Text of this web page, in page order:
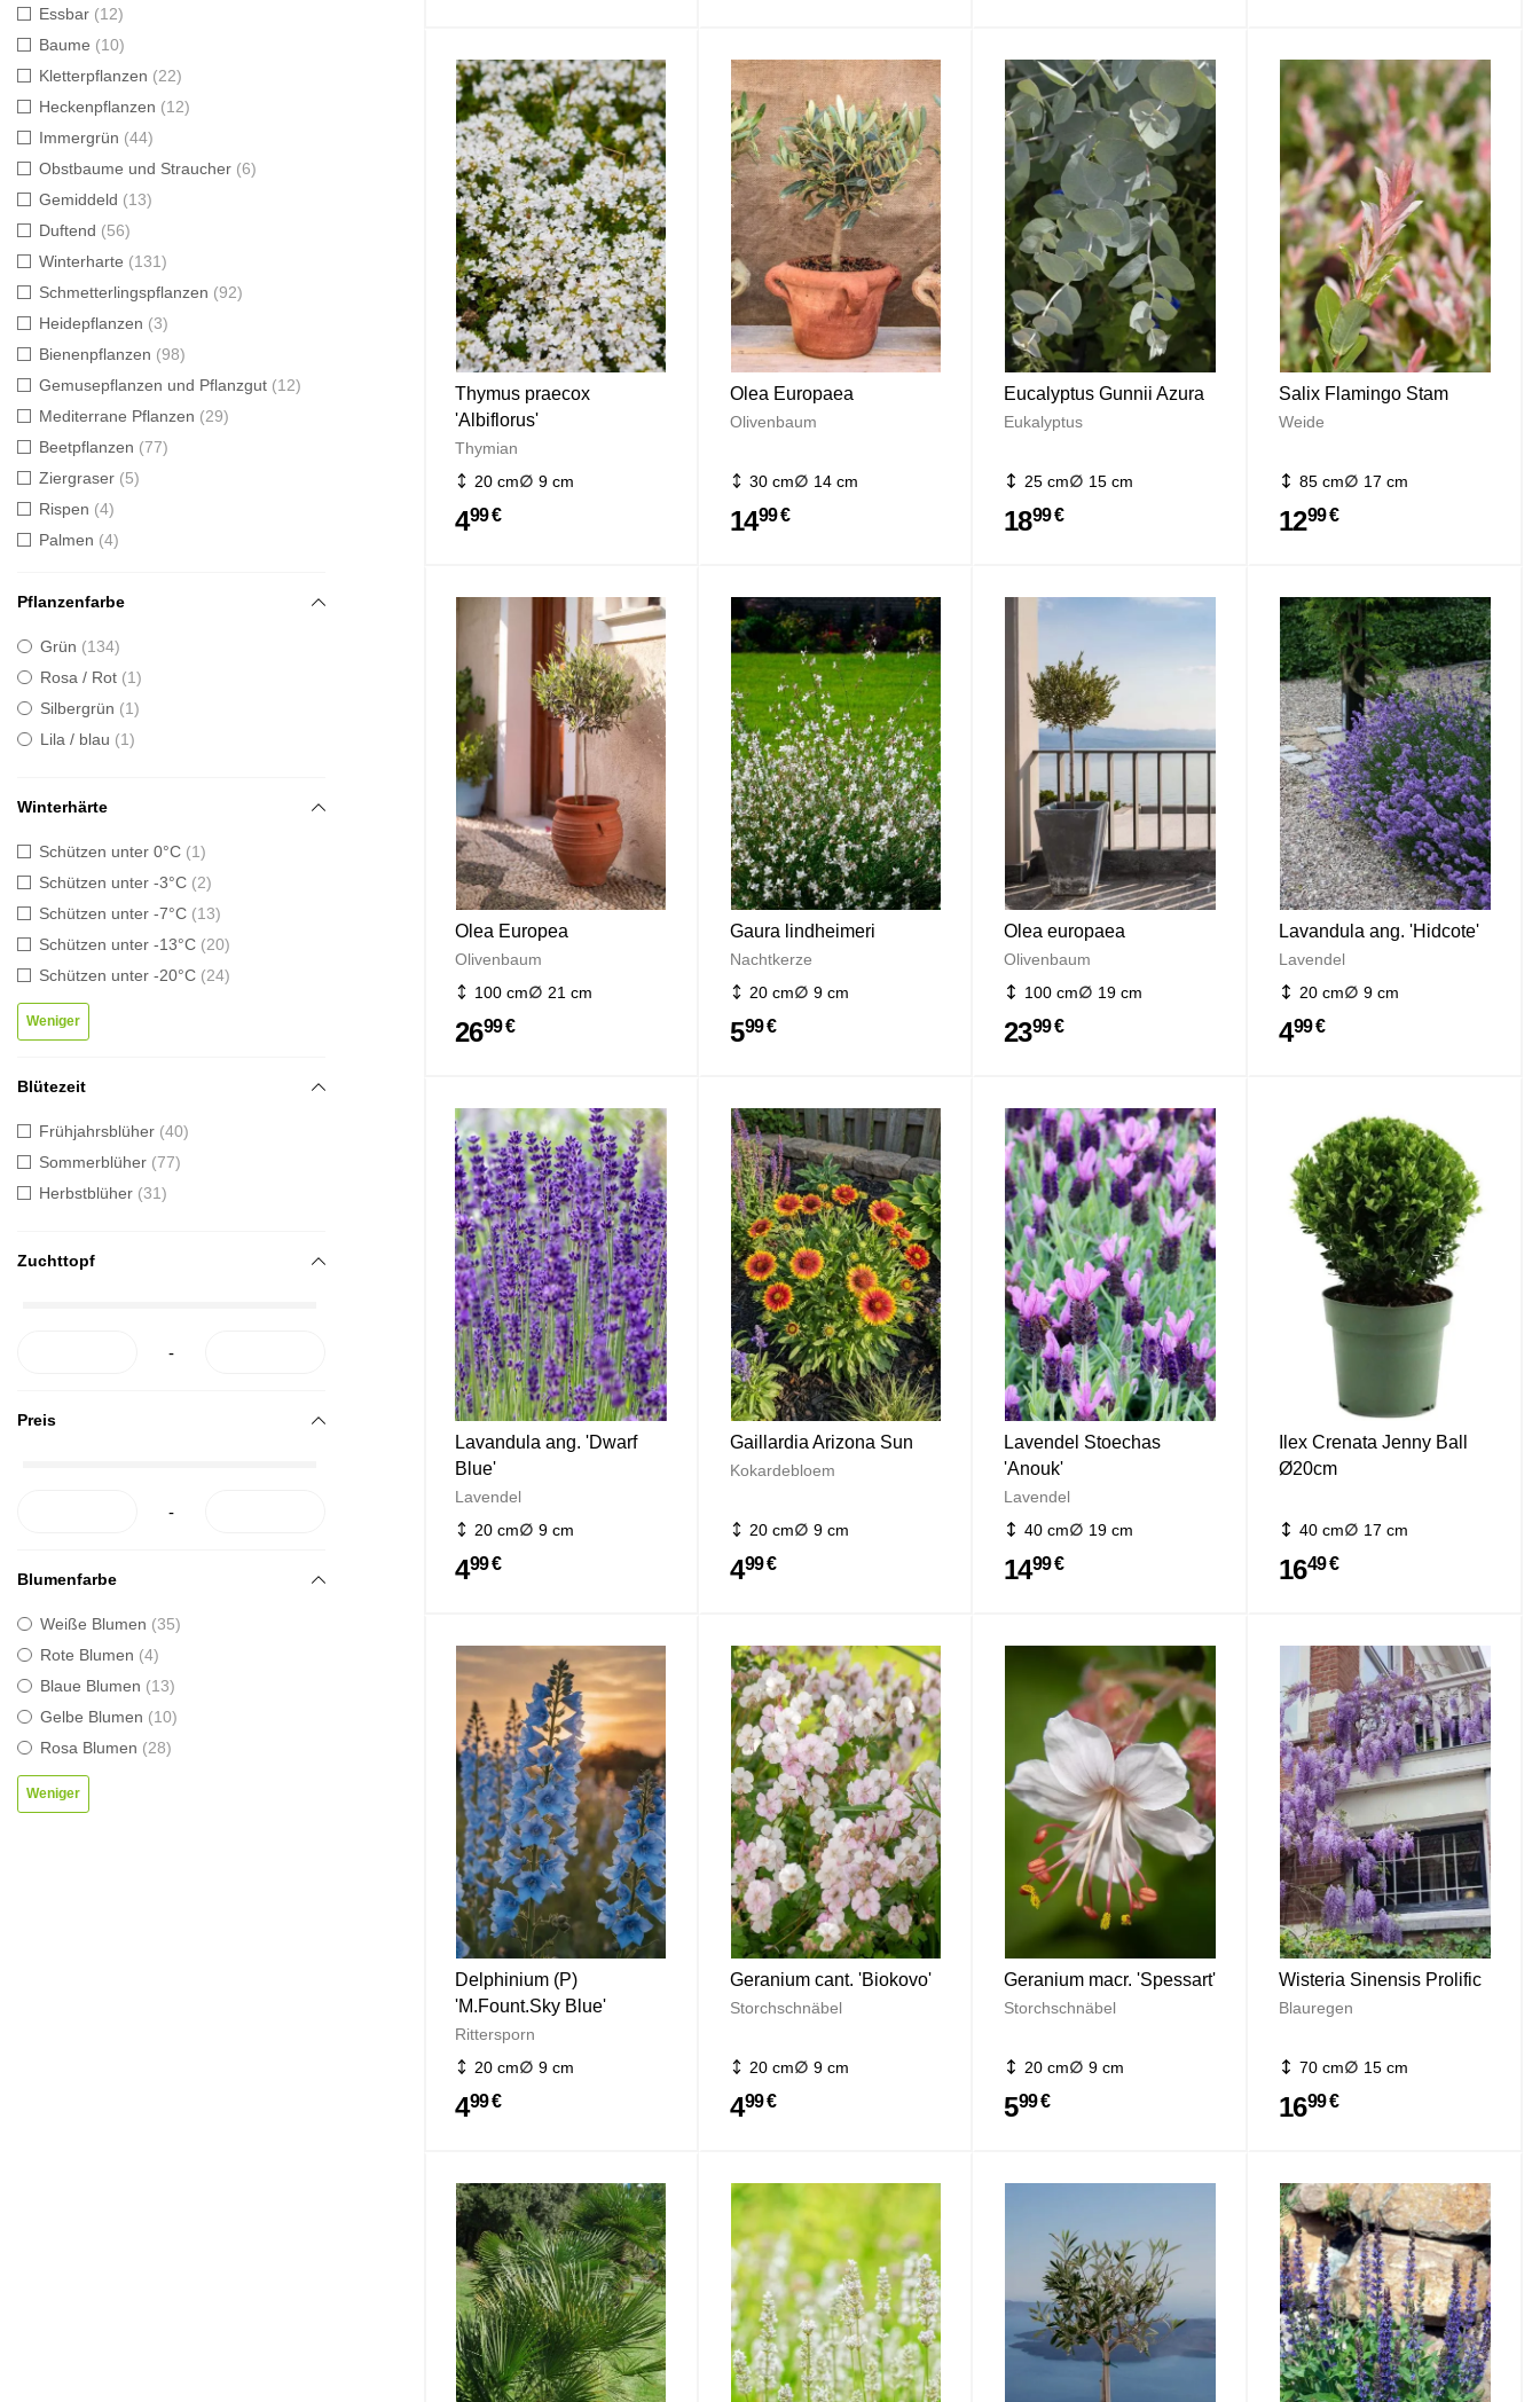
Thymus praecox
'Albiflorus'
Thymian
20 cm
9 cm
499 €
Olea Europaea
Olivenbaum
30 cm 14 cm
1499 €
Eucalyptus Gunnii Azura
Eukalyptus
25 cm 15 cm
1899 €
Salix Flamingo Stam
Weide
85 cm 17 cm
1299 €
Olea Europea
Olivenbaum
100 cm
21 cm
2699 €
Gaura lindheimeri
Nachtkerze
20 cm
9 cm
599 €
Olea europaea
Olivenbaum
100 cm
19 cm
2399 €
Lavandula ang. 'Hidcote'
Lavendel
20 cm
9 cm
499 €
Lavandula ang. 'Dwarf
Blue'
Lavendel
20 cm
9 cm
499 €
Gaillardia Arizona Sun
Kokardebloem
20 cm 9 cm
499 €
Lavendel Stoechas
'Anouk'
Lavendel
40 cm
19 cm
1499 €
Ilex Crenata Jenny Ball
Ø20cm
40 cm 17 cm
1649 €
Delphinium (P)
'M.Fount.Sky Blue'
Rittersporn
20 cm
9 cm
499 €
Geranium cant. 'Biokovo'
Storchschnäbel
20 cm 9 cm
499 €
Geranium macr. 'Spessart'
Storchschnäbel
20 cm 9 cm
599 €
Wisteria Sinensis Prolific
Blauregen
70 cm 15 cm
1699 €
Essbar
12
Baume
10
Kletterpflanzen
22
Heckenpflanzen
12
Immergrün
44
Obstbaume und Straucher 6
Gemiddeld
13
Duftend
56
Winterharte
131
Schmetterlingspflanzen
92
Heidepflanzen
3
Bienenpflanzen
98
Gemusepflanzen und Pflanzgut
12
Mediterrane Pflanzen
29
Beetpflanzen
77
Ziergraser
5
Rispen
4
Palmen
4
Pflanzenfarbe
Grün
134
Rosa / Rot
1
Silbergrün
1
Lila / blau
1
Winterhärte
Schützen unter 0°C
1
Schützen unter -3°C
2
Schützen unter -7°C
13
Schützen unter -13°C
20
Schützen unter -20°C
24
Weniger
Blütezeit
Frühjahrsblüher 40
Sommerblüher 77
Herbstblüher 31
Zuchttopf
-
Preis
-
Blumenfarbe
Weiße Blumen
35
Rote Blumen
4
Blaue Blumen
13
Gelbe Blumen
10
Rosa Blumen
28
Weniger